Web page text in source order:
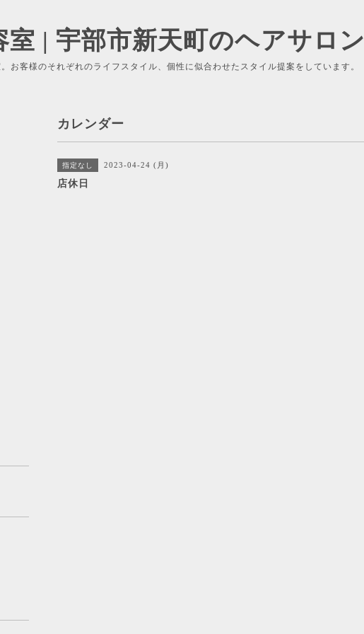
室 | 宇部市新天町のヘアサロン
お客様のそれぞれのライフスタイル、個性に似合わせたスタイル提案をしています。
カレンダー
指定なし 2023-04-24 (月)
店休日